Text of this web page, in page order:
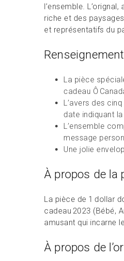
l’ensemble.
riche et des
et représentatifs du
La pièce
cadeau Ô
L’avers des
date indiquant
L’ensemble
message
Une jolie
À propos de la
La pièce de 1 dollar
cadeau 2023 (Bébé,
amusant qui incarne
À propos de